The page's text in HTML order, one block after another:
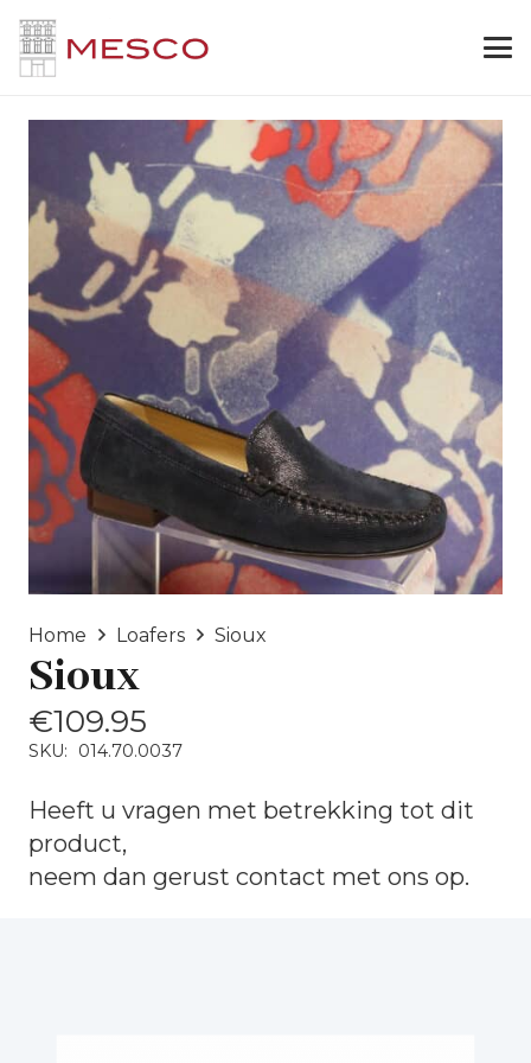
Home Loafers Sioux
Sioux
€109.95
SKU: 014.70.0037
Heeft u vragen met betrekking tot dit
product,
neem dan gerust contact met ons op.